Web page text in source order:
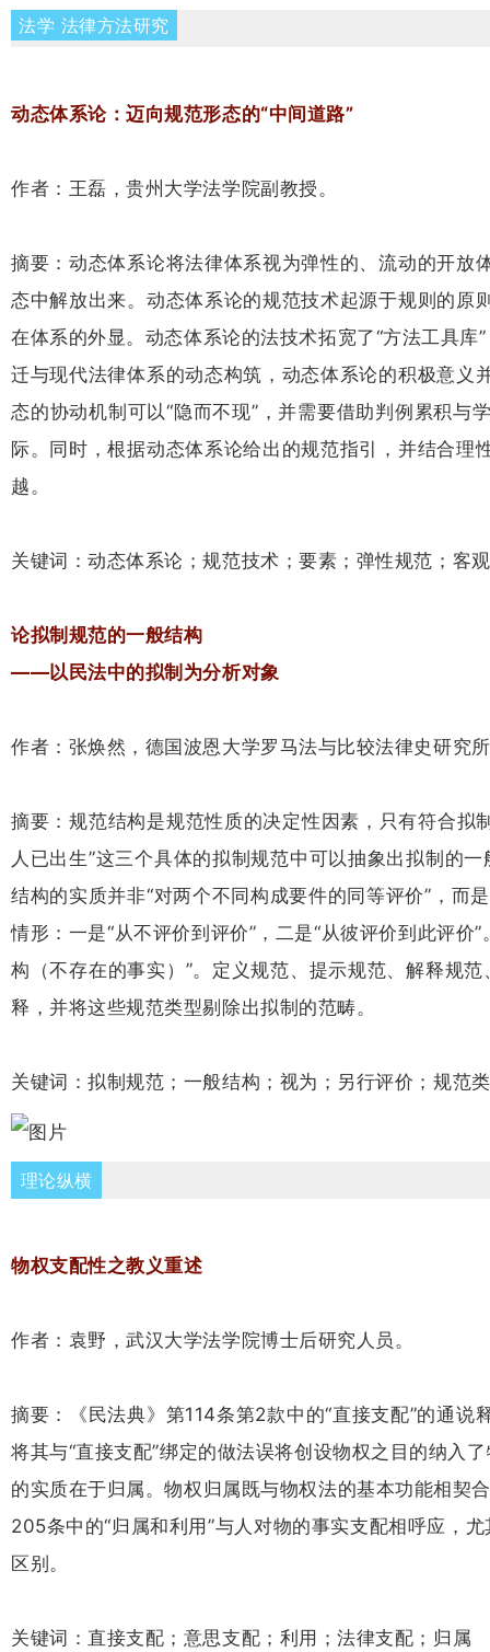
法学 法律方法研究
动态体系论：迈向规范形态的“中间道路”
作者：王磊，贵州大学法学院副教授。
摘要：动态体系论将法律体系视为弹性的、流动的开
态中解放出来。动态体系论的规范技术起源于规则的
在体系的外显。动态体系论的法技术拓宽了“方法工具
迁与现代法律体系的动态构筑，动态体系论的积极意
态的协动机制可以“隐而不现”，并需要借助判例累积
际。同时，根据动态体系论给出的规范指引，并结合
越。
关键词：动态体系论；规范技术；要素；弹性规范；客
论拟制规范的一般结构
——以民法中的拟制为分析对象
作者：张焕然，德国波恩大学罗马法与比较法律史研究
摘要：规范结构是规范性质的决定性因素，只有符合拟
人已出生”这三个具体的拟制规范中可以抽象出拟制的
结构的实质并非“对两个不同构成要件的同等评价”，而
情形：一是“从不评价到评价”，二是“从彼评价到此评价
构（不存在的事实）”。定义规范、提示规范、解释规
释，并将这些规范类型剔除出拟制的范畴。
关键词：拟制规范；一般结构；视为；另行评价；规范
理论纵横
物权支配性之教义重述
作者：袁野，武汉大学法学院博士后研究人员。
摘要：《民法典》第114条第2款中的“直接支配”的通
将其与“直接支配”绑定的做法误将创设物权之目的纳入
的实质在于归属。物权归属既与物权法的基本功能相契
205条中的“归属和利用”与人对物的事实支配相呼应，
区别。
关键词：直接支配；意思支配；利用；法律支配；归属